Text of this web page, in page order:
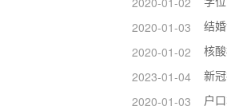
2020-01-03 结
2020-01-02 核
2023-01-04 新
2020-01-03 户